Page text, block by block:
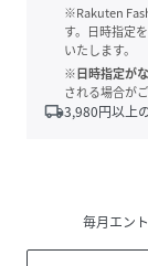
※Rakuten
す。日時指定
いたします。
※日時指定が
される場合が
local_shipping3,980円以上
毎月エン